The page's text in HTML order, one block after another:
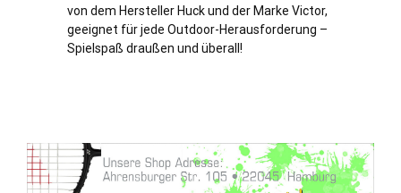
von dem Hersteller Huck und der Marke Victor,
geeignet für jede Outdoor-Herausforderung –
Spielspaß draußen und überall!